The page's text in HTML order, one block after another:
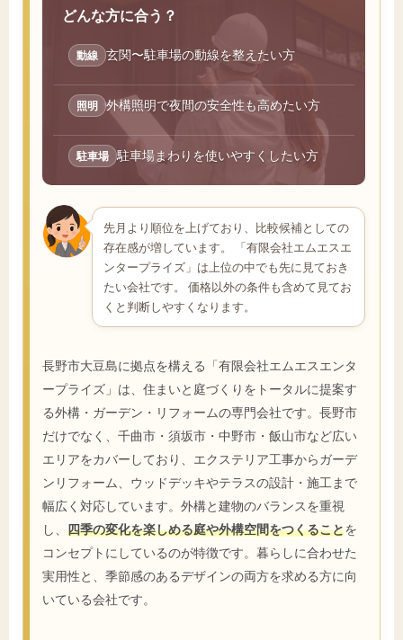
どんな方に合う？
動線 玄関〜駐車場の動線を整えたい方
照明 外構照明で夜間の安全性も高めたい方
駐車場 駐車場まわりを使いやすくしたい方
先月より順位を上げており、比較候補としての
存在感が増しています。 「有限会社エムエスエ
ンタープライズ」は上位の中でも先に見ておき
たい会社です。 価格以外の条件も含めて見てお
くと判断しやすくなります。
長野市大豆島に拠点を構える「有限会社エムエスエンタ
ープライズ」は、住まいと庭づくりをトータルに提案す
る外構・ガーデン・リフォームの専門会社です。長野市
だけでなく、千曲市・須坂市・中野市・飯山市など広い
エリアをカバーしており、エクステリア工事からガーデ
ンリフォーム、ウッドデッキやテラスの設計・施工まで
幅広く対応しています。外構と建物のバランスを重視
し、 四季の変化を楽しめる庭や外構空間をつくることを
コンセプトにしているのが特徴です。暮らしに合わせた
実用性と、季節感のあるデザインの両方を求める方に向
いている会社です。